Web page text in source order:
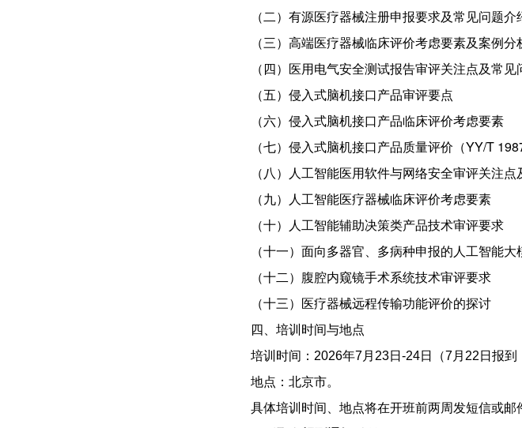
（二）有源医疗器械注册申报要求及常见问题介
（三）高端医疗器械临床评价考虑要素及案例分
（四）医用电气安全测试报告审评关注点及常见
（五）侵入式脑机接口产品审评要点
（六）侵入式脑机接口产品临床评价考虑要素
（七）侵入式脑机接口产品质量评价（YY/T
（八）人工智能医用软件与网络安全审评关注
（九）人工智能医疗器械临床评价考虑要素
（十）人工智能辅助决策类产品技术审评要求
（十一）面向多器官、多病种申报的人工智能
（十二）腹腔内窥镜手术系统技术审评要求
（十三）医疗器械远程传输功能评价的探讨
四、培训时间与地点
培训时间： 2026年7月 23日 -24日（7月 22 日报到
地点： 北京市。
具体培训时间、地点将在开班前两周发短信或